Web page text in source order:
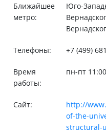
Ближайшее
метро:
Юго-
Телефоны: +7 (499)
Время
работы:
пн-пт
Сайт:
http://
of-the-
structural-